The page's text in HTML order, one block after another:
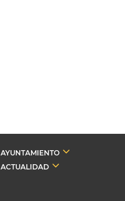
AYUNTAMIENTO
ACTUALIDAD